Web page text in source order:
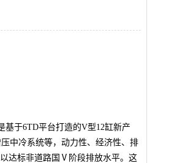
基于6TD平台打造的V型12缸新产
中冷系统等，动力性、经济性、排
达标非道路国Ⅴ阶段排放水平。这